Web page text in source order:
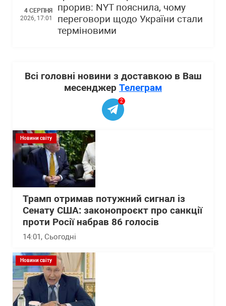
4 СЕРПНЯ
2026, 17:01
прорив: NYT пояснила, чому
переговори щодо України стали
терміновими
Всі головні новини з доставкою в Ваш
месенджер Телеграм
2
Новини світу
Трамп отримав потужний сигнал із
Сенату США: законопроєкт про санкції
проти Росії набрав 86 голосів
14:01, Сьогодні
Новини світу